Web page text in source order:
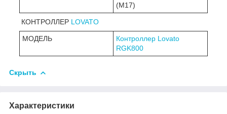
(М17)
КОНТРОЛЛЕР LOVATO
МОДЕЛЬ
Контроллер Lovato
RGK800
Скрыть
Характеристики